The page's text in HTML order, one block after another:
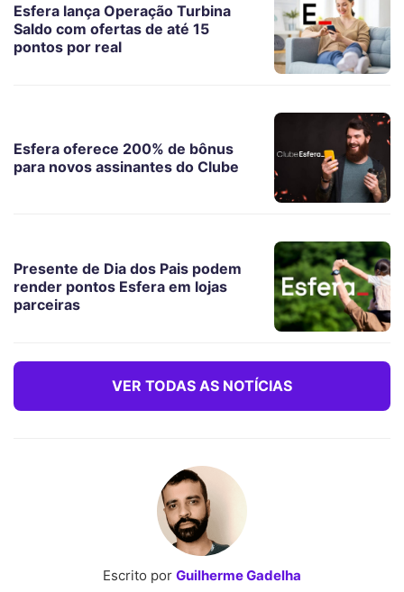
Esfera lança Operação Turbina
Saldo com ofertas de até 15
pontos por real
Esfera oferece 200% de bônus
para novos assinantes do Clube
Presente de Dia dos Pais podem
render pontos Esfera em lojas
parceiras
VER TODAS AS NOTÍCIAS
Escrito por Guilherme Gadelha